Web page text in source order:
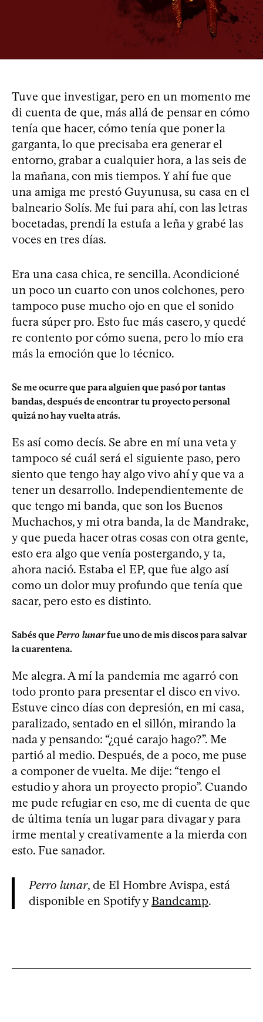
Tuve que investigar, pero en un momento me
di cuenta de que, más allá de pensar en cómo
tenía que hacer, cómo tenía que poner la
garganta, lo que precisaba era generar el
entorno, grabar a cualquier hora, a las seis de
la mañana, con mis tiempos. Y ahí fue que
una amiga me prestó Guyunusa, su casa en el
balneario Solís. Me fui para ahí, con las letras
bocetadas, prendí la estufa a leña y grabé las
voces en tres días.
Era una casa chica, re sencilla. Acondicioné
un poco un cuarto con unos colchones, pero
tampoco puse mucho ojo en que el sonido
fuera súper pro. Esto fue más casero, y quedé
re contento por cómo suena, pero lo mío era
más la emoción que lo técnico.
Se me ocurre que para alguien que pasó por tantas
bandas, después de encontrar tu proyecto personal
quizá no hay vuelta atrás.
Es así como decís. Se abre en mí una veta y
tampoco sé cuál será el siguiente paso, pero
siento que tengo hay algo vivo ahí y que va a
tener un desarrollo. Independientemente de
que tengo mi banda, que son los Buenos
Muchachos, y mi otra banda, la de Mandrake,
y que pueda hacer otras cosas con otra gente,
esto era algo que venía postergando, y ta,
ahora nació. Estaba el EP, que fue algo así
como un dolor muy profundo que tenía que
sacar, pero esto es distinto.
Sabés que Perro lunarfue uno de mis discos para salvar
la cuarentena.
Me alegra. A mí la pandemia me agarró con
todo pronto para presentar el disco en vivo.
Estuve cinco días con depresión, en mi casa,
paralizado, sentado en el sillón, mirando la
nada y pensando: “¿qué carajo hago?”. Me
partió al medio. Después, de a poco, me puse
a componer de vuelta. Me dije: “tengo el
estudio y ahora un proyecto propio”. Cuando
me pude refugiar en eso, me di cuenta de que
de última tenía un lugar para divagar y para
irme mental y creativamente a la mierda con
esto. Fue sanador.
Perro lunar, de El Hombre Avispa, está
disponible en Spotify yBandcamp.